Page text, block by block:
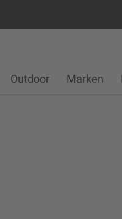
Seiteninhalt
Suchfeld
Outdoor Marken